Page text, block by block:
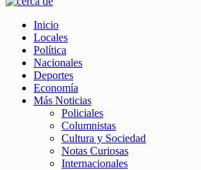
Inicio
Locales
Política
Nacionales
Deportes
Economía
Más Noticias
Policiales
Columnistas
Cultura y Sociedad
Notas Curiosas
Internacionales